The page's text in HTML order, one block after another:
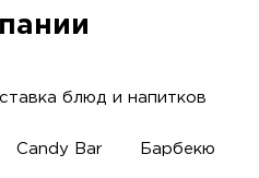
блюд и напитков
Candy Bar Барбекю